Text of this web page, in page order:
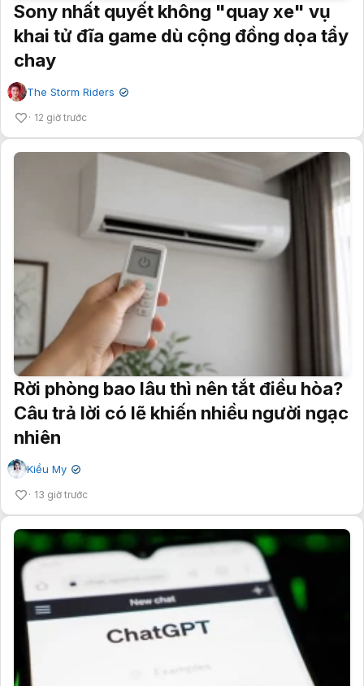
Sony nhất quyết không "quay xe" vụ
khai tử đĩa game dù cộng đồng dọa tẩy
chay
The Storm Riders ✔
12 giờ trước
Rời phòng bao lâu thì nên tắt điều hòa?
Câu trả lời có lẽ khiến nhiều người ngạc
nhiên
Kiều My ✔
13 giờ trước